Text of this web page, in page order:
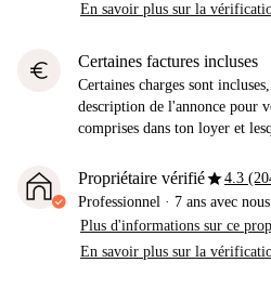
En savoir plus sur la
euro Certaines factures incluses
Certaines charges sont
description de l'annonce pour
comprises dans ton loyer et
Propriétaire vérifiéstar4.3
Professionnel · 7 ans avec nous
Plus d'informations sur ce
En savoir plus sur la